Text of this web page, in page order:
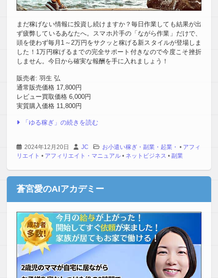
まだ稼げない情報に投資し続けますか？毎日作業しても結果が出
ず疲弊しているあなたへ。スマホ片手の「ながら作業」だけで、
頭を使わず毎月1～2万円をサクッと稼げる新スタイルが登場しま
した！1万円稼げるまでの完全サポート付きなので今度こそ挫折
しません。今日から確実な報酬を手に入れましょう！
販売者: 羽生 弘
通常販売価格 17,800円
レビュー買取価格 6,000円
実質購入価格 11,800円
「ゆる稼ぎ」の続きを読む
2024年12月20日 JC お小遣い稼ぎ・副業・起業・ • アフィ
リエイト • アフィリエイト・マニュアル • ネットビジネス • 副業
蒼宮愛のAIアカデミー